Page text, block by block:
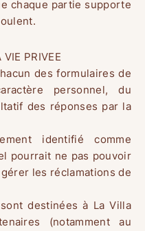
chaque partie supporte
PRIVEE
des formulaires de
personnel, du
des réponses par la
identifié comme
pourrait ne pas pouvoir
les réclamations de
destinées à La Villa
(notamment au